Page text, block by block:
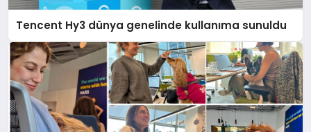
Tencent Hy3 dünya genelinde kullanıma sunuldu